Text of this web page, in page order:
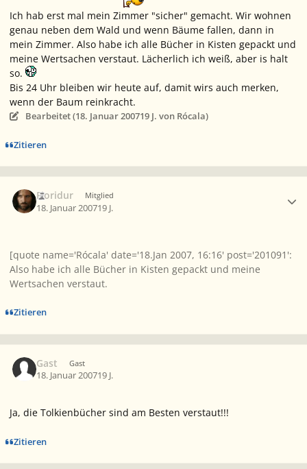
Ich hab erst mal mein Zimmer "sicher" gemacht. Wir wohnen
genau neben dem Wald und wenn Bäume fallen, dann in
mein Zimmer. Also habe ich alle Bücher in Kisten gepackt und
meine Wertsachen verstaut. Lächerlich ich weiß, aber is halt
so.
Bis 24 Uhr bleiben wir heute auf, damit wirs auch merken,
wenn der Baum reinkracht.
Bearbeitet (18. Januar 200719 J. von Rócala)
Zitieren
Fioridur Mitglied
18. Januar 200719 J.
[quote name='Rócala' date='18.Jan 2007, 16:16' post='201091':
Also habe ich alle Bücher in Kisten gepackt und meine
Wertsachen verstaut.
Zitieren
Gast Gast
18. Januar 200719 J.
Ja, die Tolkienbücher sind am Besten verstaut!!!
Zitieren